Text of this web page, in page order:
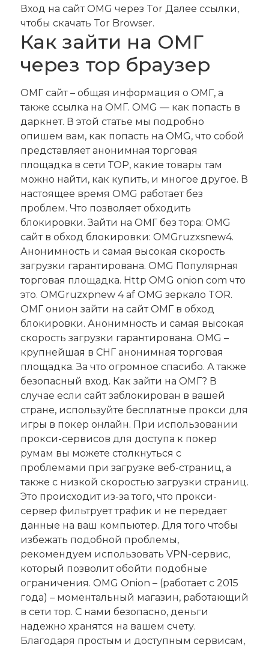
Вход на сайт OMG через Tor Далее ссылки,
чтобы скачать Tor Browser.
Как зайти на ОМГ
через тор браузер
ОМГ сайт – общая информация о ОМГ, а
также ссылка на ОМГ. OMG — как попасть в
даркнет. В этой статье мы подробно
опишем вам, как попасть на OMG, что собой
представляет анонимная торговая
площадка в сети ТОР, какие товары там
можно найти, как купить, и многое другое. В
настоящее время OMG работает без
проблем. Что позволяет обходить
блокировки. Зайти на ОМГ без тора: OMG
сайт в обход блокировки: OMGruzxsnew4.
Анонимность и самая высокая скорость
загрузки гарантирована. OMG Популярная
торговая площадка. Http OMG onion com что
это. OMGruzxpnew 4 af OMG зеркало TOR.
ОМГ онион зайти на сайт ОМГ в обход
блокировки. Анонимность и самая высокая
скорость загрузки гарантирована. OMG –
крупнейшая в СНГ анонимная торговая
площадка. За что огромное спасибо. А также
безопасный вход. Как зайти на ОМГ? В
случае если сайт заблокирован в вашей
стране, используйте бесплатные прокси для
игры в покер онлайн. При использовании
прокси-сервисов для доступа к покер
румам вы можете столкнуться с
проблемами при загрузке веб-страниц, а
также с низкой скоростью загрузки страниц.
Это происходит из-за того, что прокси-
сервер фильтрует трафик и не передает
данные на ваш компьютер. Для того чтобы
избежать подобной проблемы,
рекомендуем использовать VPN-сервис,
который позволит обойти подобные
ограничения. OMG Onion – (работает с 2015
года) – моментальный магазин, работающий
в сети тор. С нами безопасно, деньги
надежно хранятся на вашем счету.
Благодаря простым и доступным сервисам,